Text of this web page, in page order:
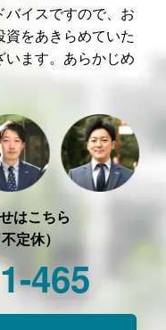
イスですので、お
をあきらめていた
ます。あらかじめ
はこちら
定休）
465